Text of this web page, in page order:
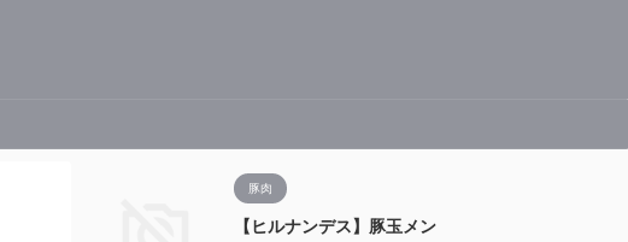
豚肉
【ヒルナンデス】豚玉メン